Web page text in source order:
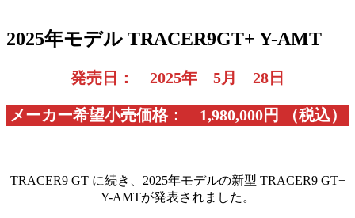
2025年モデル TRACER9GT+ Y-AMT
発売日： 2025年 5月 28日
メーカー希望小売価格： 1,980,000円 （税込）
TRACER9 GT に続き、2025年モデルの新型 TRACER9 GT+
Y-AMTが発表されました。